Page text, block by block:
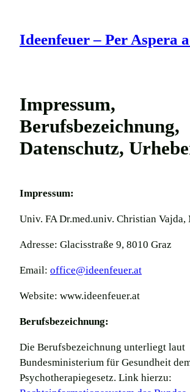
springen
Ideenfeuer – Per Aspera
Impressum,
Berufsbezeichnung,
Datenschutz,
Impressum:
Univ. FA Dr.med.univ. Christian Vajda,
Adresse: Glacisstraße 9, 8010 Graz
Email: office@ideenfeuer.at
Website: www.ideenfeuer.at
Berufsbezeichnung:
Die Berufsbezeichnung unterliegt laut
Bundesministerium für Gesundheit
Psychotherapiegesetz. Link hierzu: